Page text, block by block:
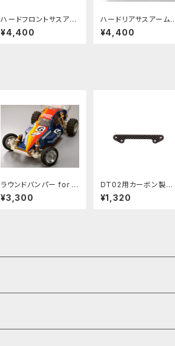
ハードフロントサスアー
ム (エクストラハード)D
Tシリーズ用 PBRW-
¥4,400
ハードリアサスアーム
タミヤDTシリーズ用
0° PBRW-3D24
¥4,400
ラウンドバンパー for R
C10ビンテージシリーズ
用 PBRW-3D12 Rou
¥3,300
DT02用カーボン製ショ
ックタワーバー Type
B PBRW−009
¥1,320